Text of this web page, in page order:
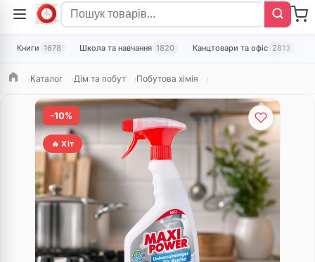
Книги 1678 Школа та навчання 1820 Канцтовари та офіс 2813
ГоловнаКаталог Дім та побут Побутова хімія
-10%
🔥 Хіт